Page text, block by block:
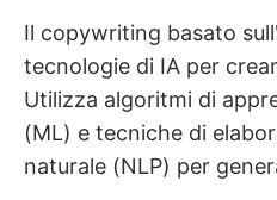
Il copywriting basato
tecnologie di IA per
Utilizza algoritmi di
(ML) e tecniche di
naturale (NLP) per